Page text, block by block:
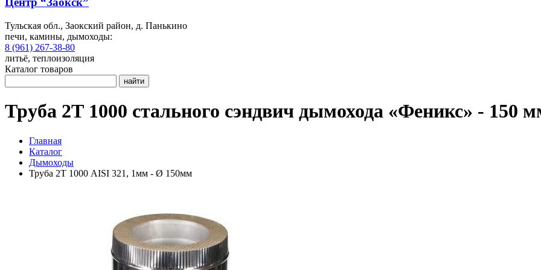
Тульская обл., Заокский район, д. Панькино
печи, камины, дымоходы:
8 (961) 267-38-80
литьё, теплоизоляция
Каталог товаров
найти
Труба 2Т 1000 стального сэндвич дымохода «Феникс» - 150
Главная
Каталог
Дымоходы
Труба 2Т 1000 AISI 321, 1мм - Ø 150мм